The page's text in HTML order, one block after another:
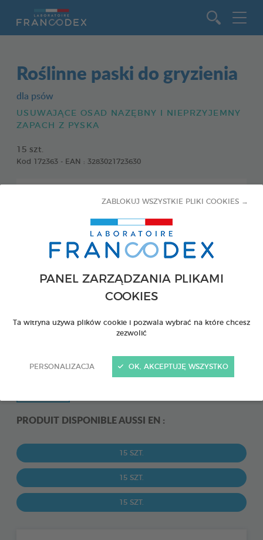
PANEL ZARZĄDZANIA PLIKAMI
COOKIES
Ta witryna używa plików cookie i pozwala wybrać na które chcesz
zezwolić
PERSONALIZACJA
ZABLOKUJ WSZYSTKIE PLIKI COOKIES →
OK, AKCEPTUJĘ WSZYSTKO
Roślinne paski do gryzienia
dla psów
USUWAJĄCE OSAD NAZĘBNY I NIEPRZYJEMNY
ZAPACH Z PYSKA
15 szt.
Kod 172363 - EAN : 3283021723630
PRODUIT DISPONIBLE AUSSI EN :
15 SZT.
15 SZT.
15 SZT.